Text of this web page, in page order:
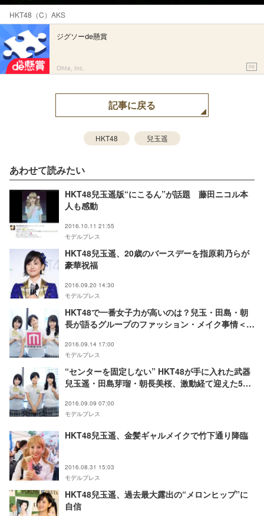
HKT48（C）AKS
ジグソーde懸賞
Ohte, Inc. PR
記事に戻る
HKT48 兒玉遥
あわせて読みたい
HKT48兒玉遥版“にこるん”が話題 藤田ニコル本
人も感動
2016.10.11 21:55
モデルプレス
HKT48兒玉遥、20歳のバースデーを指原莉乃らが
豪華祝福
2016.09.20 14:30
モデルプレス
HKT48で一番女子力が高いのは？兒玉・田島・朝
長が語るグループのファッション・メイク事情＜
2016.09.14 17:00
モデルプレス
“センターを固定しない” HKT48が手に入れた武器
兒玉遥・田島芽瑠・朝長美桜、激動経て迎えた5年
2016.09.09 07:00
モデルプレス
HKT48兒玉遥、金髪ギャルメイクで竹下通り降臨
2016.08.31 15:03
モデルプレス
HKT48兒玉遥、過去最大露出の“メロンヒップ”に
自信